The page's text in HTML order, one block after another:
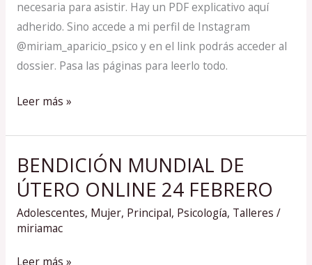
necesaria para asistir. Hay un PDF explicativo aquí
adherido. Sino accede a mi perfil de Instagram
@miriam_aparicio_psico y en el link podrás acceder al
dossier. Pasa las páginas para leerlo todo.
Leer más »
BENDICIÓN MUNDIAL DE
ÚTERO ONLINE 24 FEBRERO
Adolescentes, Mujer, Principal, Psicología, Talleres /
miriamac
BENDICIÓN
MUNDIAL
DE
ÚTERO
24
Leer más »